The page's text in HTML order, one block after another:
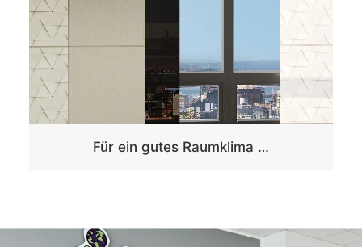
Für ein gutes Raumklima …